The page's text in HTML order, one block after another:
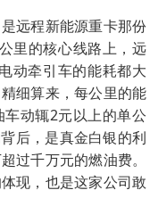
远程新能源重卡那份
里的核心线路上，远
动牵引车的能耗都大
细算来，每公里的能
动辄2元以上的单公
后，是真金白银的利
千万元的燃油费。
现，也是这家公司敢